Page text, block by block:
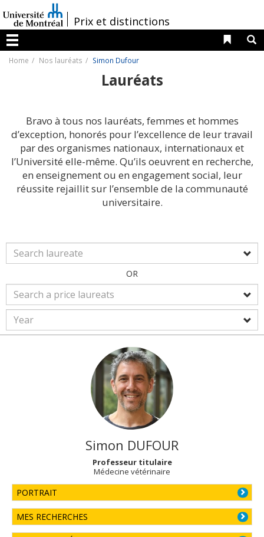
au
contenu
/Prix et distinctions
Menu
Liens
Home Nos lauréats Simon Dufour
Lauréats
Bravo à tous nos lauréats, femmes et hommes
d’exception, honorés pour l’excellence de leur travail
par des organismes nationaux, internationaux et
l’Université elle-même. Qu’ils oeuvrent en recherche,
en enseignement ou en engagement social, leur
réussite rejaillit sur l’ensemble de la communauté
universitaire.
OR
Simon DUFOUR
Professeur titulaire
Médecine vétérinaire
PORTRAIT
MES RECHERCHES